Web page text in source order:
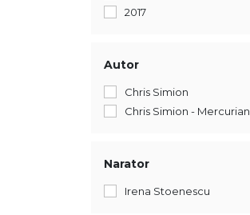
2017
Autor
Chris Simion
Chris Simion - Mercurian
Narator
Irena Stoenescu